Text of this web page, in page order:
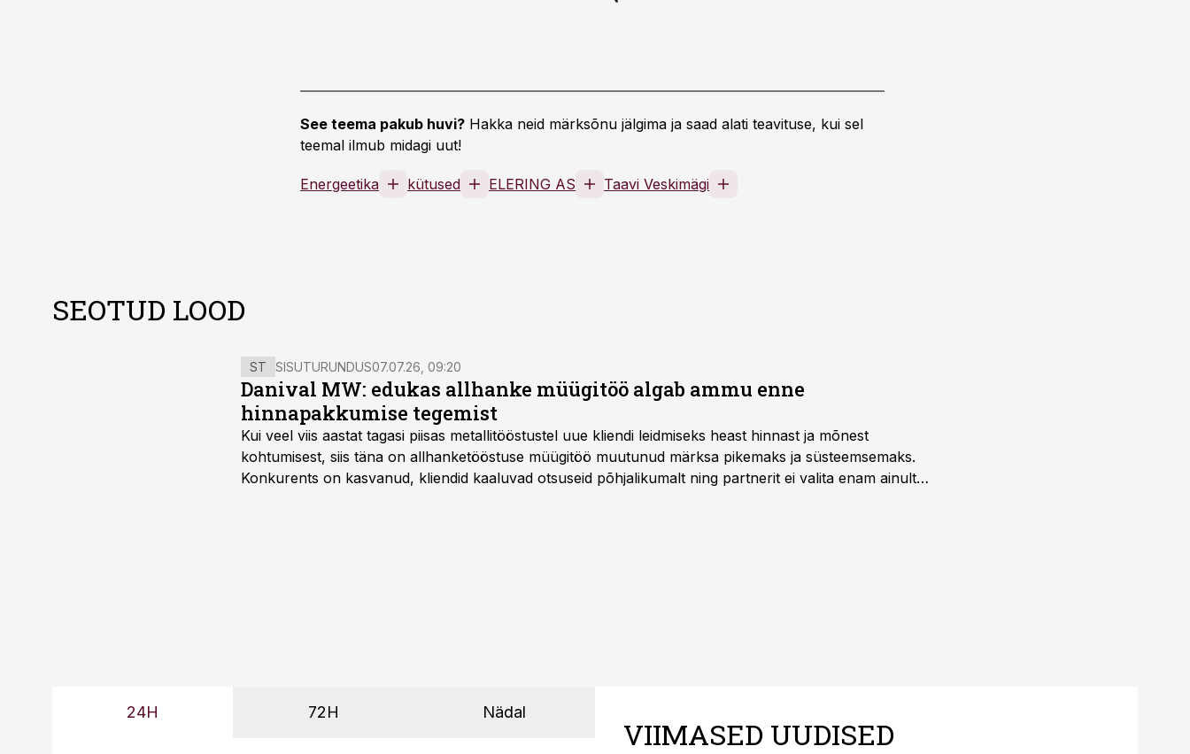
See teema pakub huvi? Hakka neid märksõnu jälgima ja saad alati teavituse, kui sel
teemal ilmub midagi uut!
Energeetika kütused ELERING AS Taavi Veskimägi
SEOTUD LOOD
ST SISUTURUNDUS07.07.26, 09:20
Danival MW: edukas allhanke müügitöö algab ammu enne
hinnapakkumise tegemist
Kui veel viis aastat tagasi piisas metallitööstustel uue kliendi leidmiseks heast hinnast ja mõnest
kohtumisest, siis täna on allhanketööstuse müügitöö muutunud märksa pikemaks ja süsteemsemaks.
Konkurents on kasvanud, kliendid kaaluvad otsuseid põhjalikumalt ning partnerit ei valita enam ainult
24H 72H Nädal
VIIMASED UUDISED